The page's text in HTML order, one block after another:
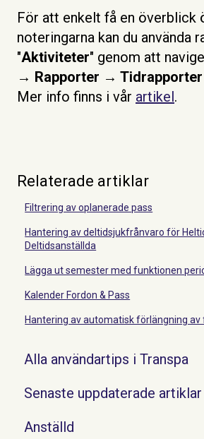
För att enkelt få en överblick
noteringarna kan du använda
"Aktiviteter" genom att
→ Rapporter →
Mer info finns i vår artikel.
Relaterade artiklar
Filtrering av oplanerade pass
Hantering av deltidsjukfrånvaro för
Deltidsanställda
Lägga ut semester med funktionen
Kalender Fordon & Pass
Hantering av automatisk förlängning av
Alla användartips i Transpa
Senaste uppdaterade artiklar
Anställd